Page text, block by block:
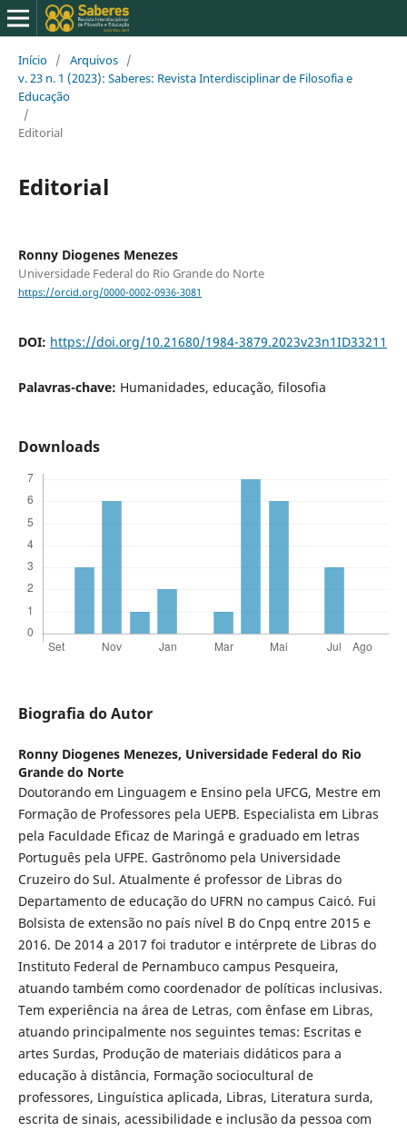
Início / Arquivos /
v. 23 n. 1 (2023): Saberes: Revista Interdisciplinar de Filosofia e
Educação
/
Editorial
Editorial
Ronny Diogenes Menezes
Universidade Federal do Rio Grande do Norte
https://orcid.org/0000-0002-0936-3081
DOI: https://doi.org/10.21680/1984-3879.2023v23n1ID33211
Palavras-chave: Humanidades, educação, filosofia
Downloads
Biografia do Autor
Ronny Diogenes Menezes, Universidade Federal do Rio
Grande do Norte
Doutorando em Linguagem e Ensino pela UFCG, Mestre em
Formação de Professores pela UEPB. Especialista em Libras
pela Faculdade Eficaz de Maringá e graduado em letras
Português pela UFPE. Gastrônomo pela Universidade
Cruzeiro do Sul. Atualmente é professor de Libras do
Departamento de educação do UFRN no campus Caicó. Fui
Bolsista de extensão no país nível B do Cnpq entre 2015 e
2016. De 2014 a 2017 foi tradutor e intérprete de Libras do
Instituto Federal de Pernambuco campus Pesqueira,
atuando também como coordenador de políticas inclusivas.
Tem experiência na área de Letras, com ênfase em Libras,
atuando principalmente nos seguintes temas: Escritas e
artes Surdas, Produção de materiais didáticos para a
educação à distância, Formação sociocultural de
professores, Linguística aplicada, Libras, Literatura surda,
escrita de sinais, acessibilidade e inclusão da pessoa com